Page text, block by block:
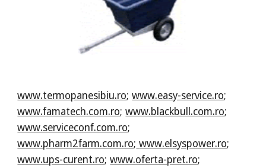
www.termopanesibiu.ro;www.easy-service.ro;
www.famatech.com.ro;www.blackbull.com.ro;
www.serviceconf.com.ro;
www.pharm2farm.com.ro; www.elsyspower.ro;
www.ups-curent.ro;www.oferta-pret.ro;